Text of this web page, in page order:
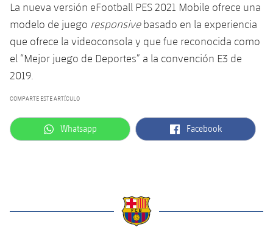
Calendario
Resultados
Fotos
Voleibol masculino
Voleibol femenino
Carnet de las Secciones Amateurs
PLUSICON
MÁS
League of Legends
eFootball
La nueva versión eFootball PES 2021 Mobile ofrece una
modelo de juego responsivebasado en la experiencia
que ofrece la videoconsola y que fue reconocida como
el “Mejor juego de Deportes” a la convención E3 de
2019.
COMPARTE ESTE ARTÍCULO
label.aria.whatsapp
Whatsapp label.aria.facebook
Facebook